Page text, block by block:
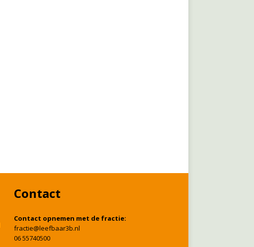
Contact
Contact opnemen met de fractie:
fractie@leefbaar3b.nl
06 55740500